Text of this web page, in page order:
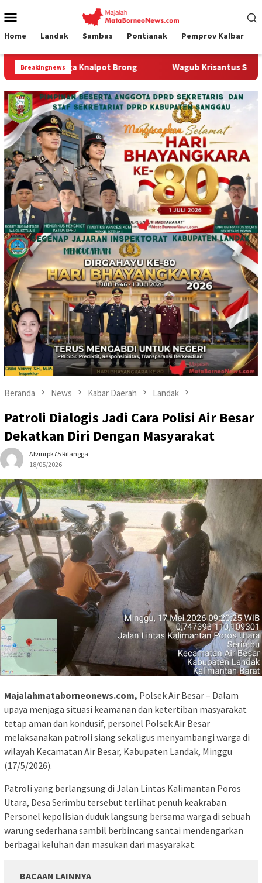
ke
Mobile
Home Landak Sambas Pontianak Pemprov Kalbar
BreakingnewsWagub Krisantus Sambut Kembali Berjalannya
Beranda News Kabar Daerah Landak
Patroli Dialogis Jadi Cara Polisi Air Besar
Dekatkan Diri Dengan Masyarakat
Alvinrpk75 Rifangga
18/05/2026
Majalahmataborneonews.com, Polsek Air Besar – Dalam
upaya menjaga situasi keamanan dan ketertiban masyarakat
tetap aman dan kondusif, personel Polsek Air Besar
melaksanakan patroli siang sekaligus menyambangi warga di
wilayah Kecamatan Air Besar, Kabupaten Landak, Minggu
(17/5/2026).
Patroli yang berlangsung di Jalan Lintas Kalimantan Poros
Utara, Desa Serimbu tersebut terlihat penuh keakraban.
Personel kepolisian duduk langsung bersama warga di sebuah
warung sederhana sambil berbincang santai mendengarkan
berbagai keluhan dan masukan dari masyarakat.
BACAAN LAINNYA